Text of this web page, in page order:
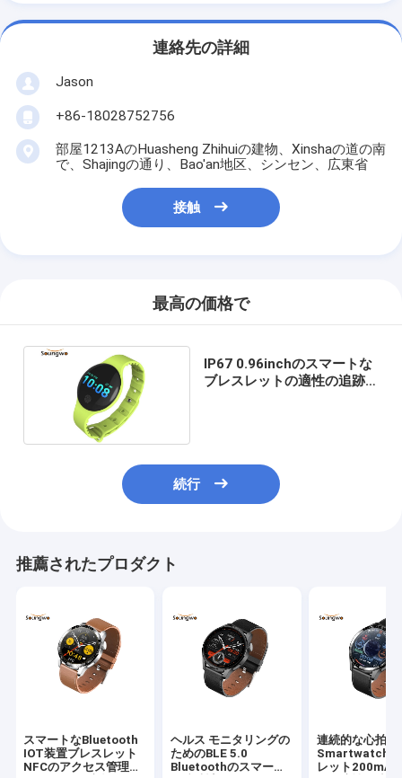
連絡先の詳細
Jason
+86-18028752756
部屋1213AのHuasheng Zhihuiの建物、Xinshaの道の南
で、Shajingの通り、Bao'an地区、シンセン、広東省
接触
最高の価格で
IP67 0.96inchのスマートな
ブレスレットの適性の追跡
続行
推薦されたプロダクト
スマートなBluetooth
IOT装置ブレスレット
NFCのアクセス管理
ヘルス モニタリングの
ためのBLE 5.0
Bluetoothのスマート
連続的な心拍数
Smartwatchの
レット